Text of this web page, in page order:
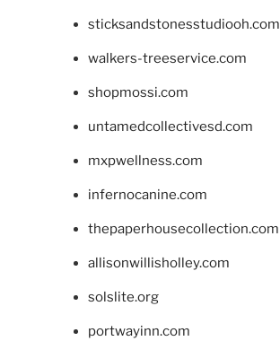
sticksandstonesstudiooh.com
walkers-treeservice.com
shopmossi.com
untamedcollectivesd.com
mxpwellness.com
infernocanine.com
thepaperhousecollection.com
allisonwillisholley.com
solslite.org
portwayinn.com